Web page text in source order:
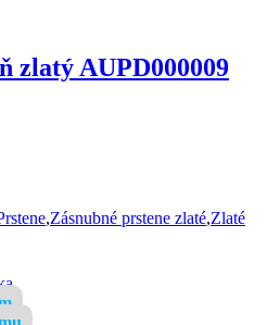
zlatý AUPD000009
,Zásnubné prstene zlaté,Zlaté